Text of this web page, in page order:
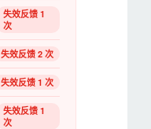
失效反馈 1
次
失效反馈 2 次
失效反馈 1 次
失效反馈 1
次